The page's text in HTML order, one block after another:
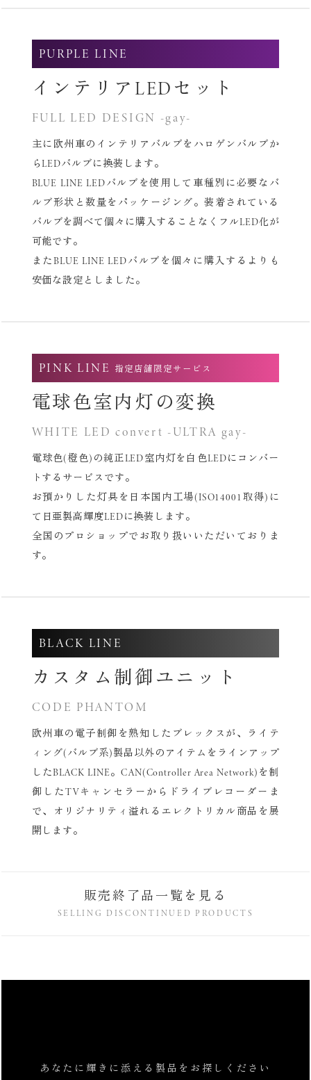
PURPLE LINE
インテリアLEDセット
FULL LED DESIGN -gay-
主に欧州車のインテリアバルブをハロゲンバルブか
らLEDバルブに換装します。
BLUE LINE LEDバルブを使用して車種別に必要なバ
ルブ形状と数量をパッケージング。装着されている
バルブを調べて個々に購入することなくフルLED化が
可能です。
またBLUE LINE LEDバルブを個々に購入するよりも
安価な設定としました。
PINK LINE 指定店舗限定サービス
電球色室内灯の変換
WHITE LED convert -ULTRA gay-
電球色(橙色)の純正LED室内灯を白色LEDにコンバー
トするサービスです。
お預かりした灯具を日本国内工場(ISO14001取得)に
て 日亜製高輝度LEDに換装します。
全国のプロショップでお取り扱いいただいておりま
す。
BLACK LINE
カスタム制御ユニット
CODE PHANTOM
欧州車の電子制御を熟知したブレックスが、
ライテ
ィング(バルブ系)製品以外のアイテムをラインアップ
したBLACK LINE。 CAN(Controller Area Network)を制
御したTVキャンセラーからドライブレコーダーま
で、
オリジナリティ溢れるエレクトリカル商品を展
開します。
販売終了品一覧を見る
SELLING DISCONTINUED PRODUCTS
あなたに輝きに添える製品をお探しください